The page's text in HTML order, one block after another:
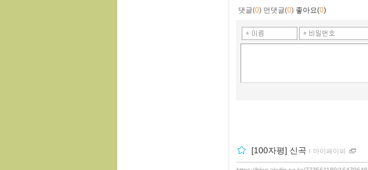
댓글(0) 먼댓글(0) 좋아요(0)
[100자평] 신곡 ｌ 마이페이퍼